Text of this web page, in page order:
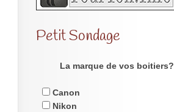
Petit Sondage
La marque de vos boitiers?
Canon
Nikon